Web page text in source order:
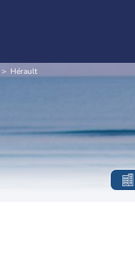
Hérault